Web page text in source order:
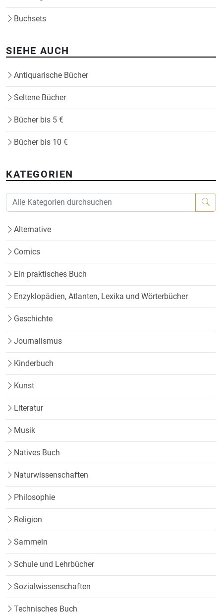
Buchsets
SIEHE AUCH
Antiquarische Bücher
Seltene Bücher
Bücher bis 5 €
Bücher bis 10 €
KATEGORIEN
Alternative
Comics
Ein praktisches Buch
Enzyklopädien, Atlanten, Lexika und Wörterbücher
Geschichte
Journalismus
Kinderbuch
Kunst
Literatur
Musik
Natives Buch
Naturwissenschaften
Philosophie
Religion
Sammeln
Schule und Lehrbücher
Sozialwissenschaften
Technisches Buch